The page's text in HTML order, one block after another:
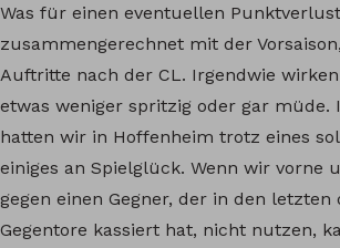
Was für einen eventuellen
zusammengerechnet mit der
Auftritte nach der CL. Irgendwie
etwas weniger spritzig oder gar müde.
hatten wir in Hoffenheim trotz eines
einiges an Spielglück. Wenn wir vorne
gegen einen Gegner, der in den letzten
Gegentore kassiert hat, nicht nutzen,